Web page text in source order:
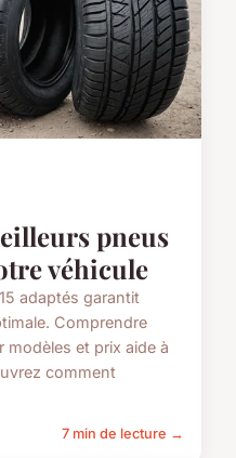
pneus
véhicule
adaptés garantit
Comprendre
modèles et prix aide à
comment
7 min de lecture →